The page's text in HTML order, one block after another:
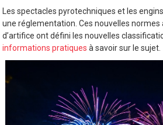
CONTACT
Les spectacles pyrotechniques et les
une réglementation. Ces nouvelles
d’artifice ont défini les nouvelles
informations pratiques à savoir sur le sujet.